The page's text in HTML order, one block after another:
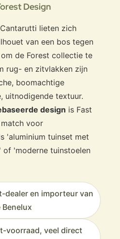
Design
lieten zich
van een bos tegen
de Forest collectie te
rug- en zitvlakken zijn
boomachtige
uitnodigende textuur.
design is Fast
voor
'aluminium tuinset met
of 'moderne tuinstoelen
dealer en importeur van
Benelux
voorraad, veel direct